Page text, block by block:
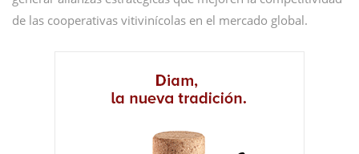
de las cooperativas vitivinícolas en el mercado global.